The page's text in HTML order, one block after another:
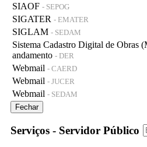
SIAOF - SEPOG
SIGATER - EMATER
SIGLAM - SEDAM
Sistema Cadastro Digital de Obras
andamento - DER
Webmail - CAERD
Webmail - JUCER
Webmail - SEDAM
Fechar
Serviços - Servidor Público